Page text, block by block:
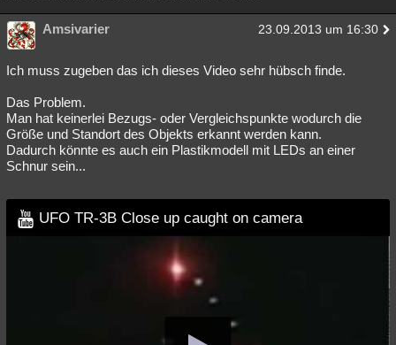
Amsivarier 23.09.2013 um 16:30
Ich muss zugeben das ich dieses Video sehr hübsch finde.
Das Problem.
Man hat keinerlei Bezugs- oder Vergleichspunkte wodurch die
Größe und Standort des Objekts erkannt werden kann.
Dadurch könnte es auch ein Plastikmodell mit LEDs an einer
Schnur sein...
UFO TR-3B Close up caught on camera